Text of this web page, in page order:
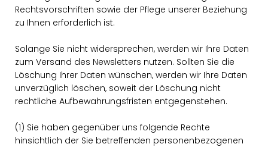
Rechtsvorschriften sowie der Pflege unserer Beziehung
zu Ihnen erforderlich ist.
Solange Sie nicht widersprechen, werden wir Ihre Daten
zum Versand des Newsletters nutzen. Sollten Sie die
Löschung Ihrer Daten wünschen, werden wir Ihre Daten
unverzüglich löschen, soweit der Löschung nicht
rechtliche Aufbewahrungsfristen entgegenstehen.
(1) Sie haben gegenüber uns folgende Rechte
hinsichtlich der Sie betreffenden personenbezogenen